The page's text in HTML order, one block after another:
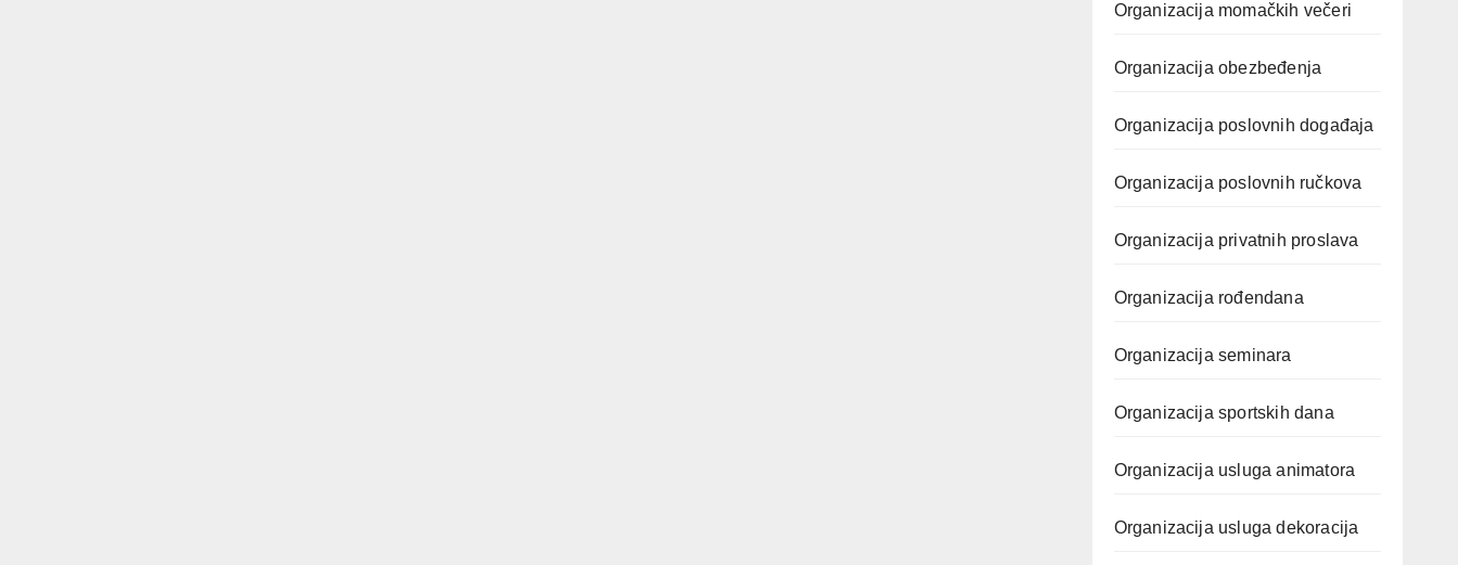
Organizacija momačkih večeri
Organizacija obezbeđenja
Organizacija poslovnih događaja
Organizacija poslovnih ručkova
Organizacija privatnih proslava
Organizacija rođendana
Organizacija seminara
Organizacija sportskih dana
Organizacija usluga animatora
Organizacija usluga dekoracija